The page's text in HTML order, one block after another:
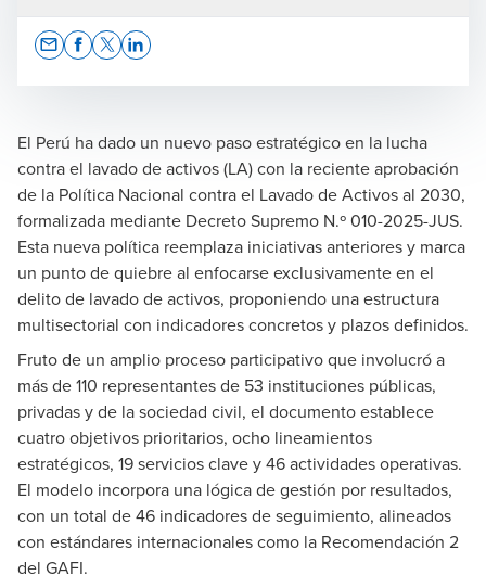
El Perú ha dado un nuevo paso estratégico en la lucha
contra el lavado de activos (LA) con la reciente aprobación
de la Política Nacional contra el Lavado de Activos al 2030,
formalizada mediante Decreto Supremo N.º 010-2025-JUS.
Esta nueva política reemplaza iniciativas anteriores y marca
un punto de quiebre al enfocarse exclusivamente en el
delito de lavado de activos, proponiendo una estructura
multisectorial con indicadores concretos y plazos definidos.
Fruto de un amplio proceso participativo que involucró a
más de 110 representantes de 53 instituciones públicas,
privadas y de la sociedad civil, el documento establece
cuatro objetivos prioritarios, ocho lineamientos
estratégicos, 19 servicios clave y 46 actividades operativas.
El modelo incorpora una lógica de gestión por resultados,
con un total de 46 indicadores de seguimiento, alineados
con estándares internacionales como la Recomendación 2
del GAFI.
Flavio San Martín Piaggio
Socio de Consultoría de Negocios